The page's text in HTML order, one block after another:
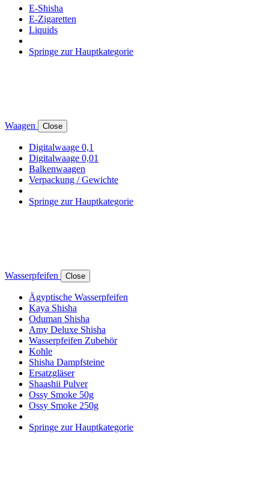
E-Shisha
E-Zigaretten
Liquids
Springe zur Hauptkategorie
Waagen Close
Digitalwaage 0,1
Digitalwaage 0,01
Balkenwaagen
Verpackung / Gewichte
Springe zur Hauptkategorie
Wasserpfeifen Close
Ägyptische Wasserpfeifen
Kaya Shisha
Oduman Shisha
Amy Deluxe Shisha
Wasserpfeifen Zubehör
Kohle
Shisha Dampfsteine
Ersatzgläser
Shaashii Pulver
Ossy Smoke 50g
Ossy Smoke 250g
Springe zur Hauptkategorie